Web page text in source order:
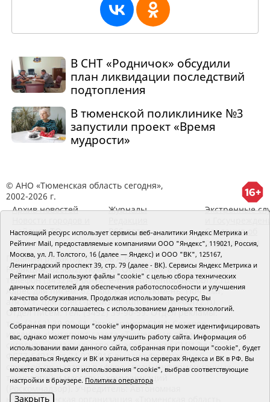
В СНТ «Родничок» обсудили
план ликвидации последствий
подтопления
В тюменской поликлинике №3
запустили проект «Время
мудрости»
© АНО «Тюменская область сегодня»,
2002-2026 г.
Архив новостей
районов ТО
Журналы
RSS поток
Экстренные
Сведения об
организации
Главный редактор Рябков А.В.
Редакция: 625002, Тюмень, Осипенко, 81,
телефон (3452)49-00-18, e-mail: tumentoday@obl72.ru
Адрес для писем: 625000, Россия, Тюмень, Почтамт,
а/я 371. Для пресс-релизов: tumentoday@obl72.ru.
Отдел писем: тел. (3452) 39-90-59. Отдел рекламы:
тел. (3452) 39-90-51. Регистрация СМИ: Сетевое
издание «Интернет-газета «Тюменская область
сегодня», свидетельство о регистрации СМИ Эл №
ФС77-64918 от 24.02.2016 выдано Федеральной
службой по надзору в сфере связи, информационных
технологий и массовых коммуникаций
некоммерческая организация «Тюменская область
Настоящий ресурс использует сервисы веб-аналитики Яндекс Метрика и
Рейтинг Mail, предоставляемые компаниями ООО "Яндекс", 119021, Россия,
Москва, ул. Л. Толстого, 16 (далее — Яндекс) и ООО "ВК", 125167,
Ленинградский проспект 39, стр. 79 (далее - ВК). Сервисы Яндекс Метрика и
Рейтинг Mail используют файлы "cookie" с целью сбора технических
данных посетителей для обеспечения работоспособности и улучшения
качества обслуживания. Продолжая использовать ресурс, Вы
автоматически соглашаетесь с использованием данных технологий.
Собранная при помощи "cookie" информация не может идентифицировать
вас, однако может помочь нам улучшить работу сайта. Информация об
использовании вами данного сайта, собранная при помощи "cookie", будет
передаваться Яндексу и ВК и храниться на серверах Яндекса и ВК в РФ. Вы
можете отказаться от использования "cookie", выбрав соответствующие
настройки в браузере. Политика оператора
Закрыть